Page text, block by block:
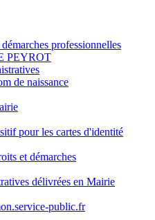
professionnelles
PEYROT
de naissance
pour les cartes d'identité
et démarches
délivrées en Mairie
public.fr